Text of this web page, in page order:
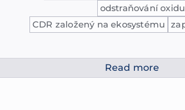
Read more
odstraňování
CDR založený na ekosystému